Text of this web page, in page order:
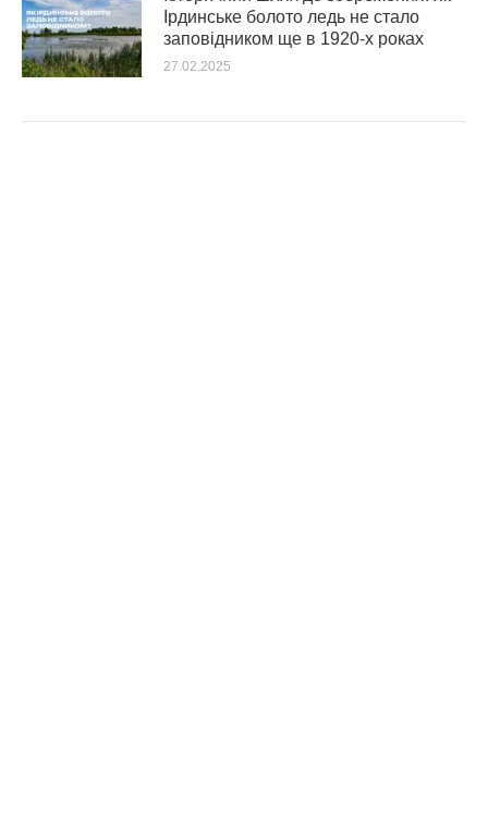
Ірдинське болото ледь не стало
заповідником ще в 1920-х роках
27.02.2025